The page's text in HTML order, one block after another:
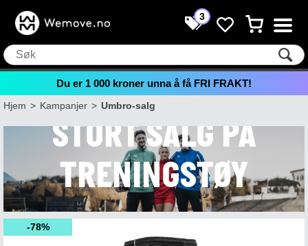
3
Du er 1 000 kroner unna å få FRI FRAKT!
Hjem>Kampanjer>Umbro-salg
STORT SALG PÅ
TRENINGSTØY
78%